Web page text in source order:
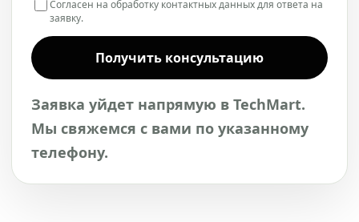
Согласен на обработку контактных данных для ответа на
заявку.
Получить консультацию
Заявка уйдет напрямую в TechMart.
Мы свяжемся с вами по указанному
телефону.